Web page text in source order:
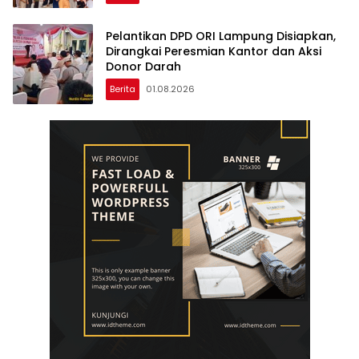
Pelantikan DPD ORI Lampung Disiapkan,
Dirangkai Peresmian Kantor dan Aksi
Donor Darah
Berita 01.08.2026